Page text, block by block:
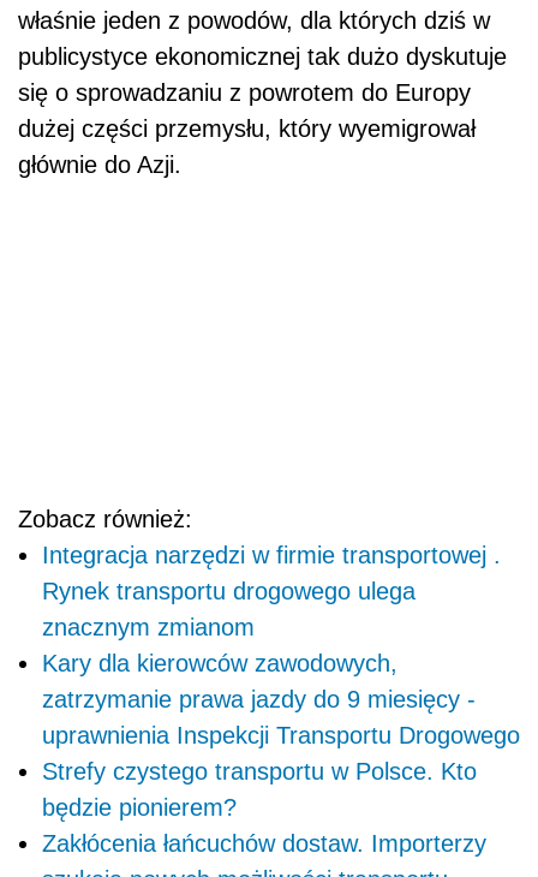
Zobacz również:
Zakłócenia łańcuchów dostaw. Importerzy
szukają nowych możliwości transportu
Źródło: Newseria
transport spedycja transport morski
Wersja do druku